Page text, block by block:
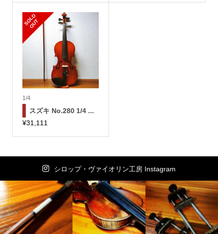
S
O
L
D
O
U
T
1/4
スズキ No.280 1/4 ...
¥31,111
シロップ・ヴァイオリン工房 Instagram